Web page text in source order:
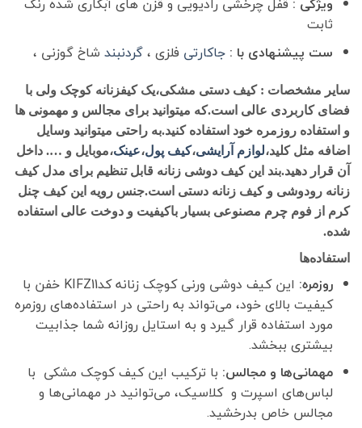
ثابت
ست پیشنهادی با : جاکارتیفلزی ،گردنبندشاخ گوزنی ،
سایر مشخصات : کیف دستی مشکی،یک کیفزنانه کوچک ولی با
فضای کاربردی عالی است.که میتوانید برای مجالس و مهمونی ها
و استفاده روزمره خود استفاده کنید.به راحتی میتوانید وسایل
اضافه مثل کلید،لوازم آرایشی ،کیف پول ،عینک،موبایل و …. داخل
آن قرار دهید.بند این کیف دوشی زنانه قابل تنظیم برای مدل کیف
زنانه رودوشی و کیف زنانه دستی است.جنس رویه این کیف چنل
کرم از فوم چرم مصنوعی بسیار باکیفیت و دوخت عالی استفاده
شده.
استفاده‌ها
روزمره:
این کیف دوشی ورنی کوچک زنانه کدKIFZ11 خفن با
کیفیت بالای خود، می‌تواند به راحتی در استفاده‌های روزمره
مورد استفاده قرار گیرد و به استایل روزانه شما جذابیت
بیشتری ببخشد.
مهمانی‌ها و مجالس:با ترکیب این کیف کوچک مشکی با
لباس‌های اسپرت و کلاسیک، می‌توانید در مهمانی‌ها و
مجالس خاص بدرخشید.